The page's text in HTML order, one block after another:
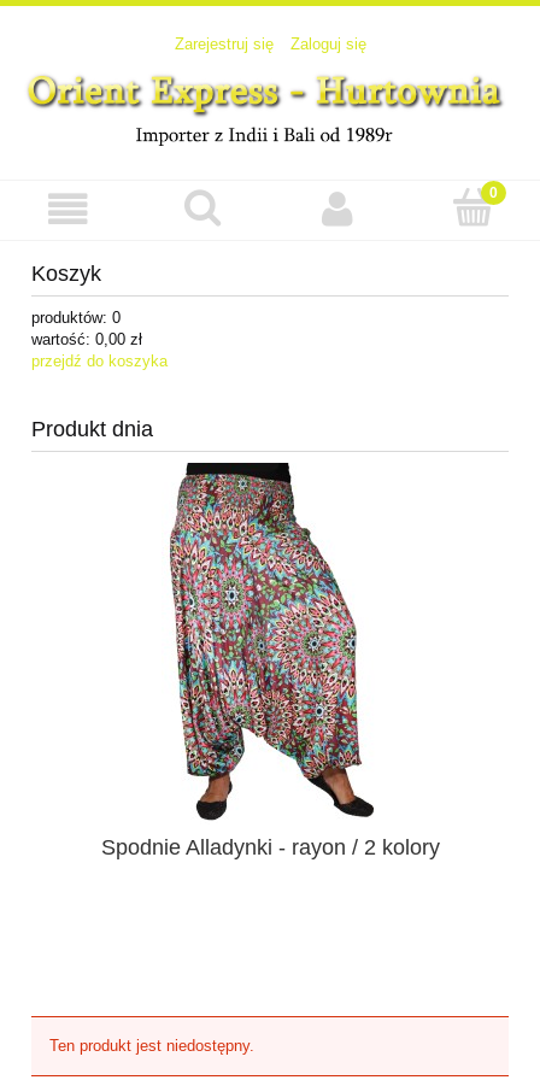
Zarejestruj się Zaloguj się
Koszyk
produktów: 0
wartość: 0,00 zł
przejdź do koszyka
Produkt dnia
Spodnie Alladynki - rayon / 2 kolory
Ten produkt jest niedostępny.